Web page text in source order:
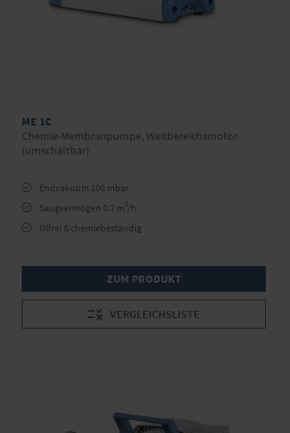
ME 1C
Chemie-Membranpumpe, Weitbereichsmotor
(umschaltbar)
Endvakuum 100 mbar
Saugvermögen 0.7 m 3/h
Ölfrei & chemiebeständig
ZUM PRODUKT
VERGLEICHSLISTE